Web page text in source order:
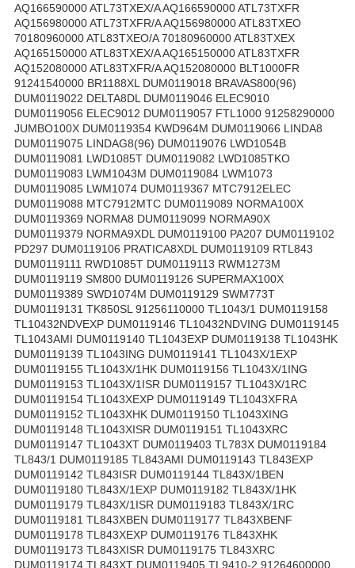
AQ166590000 ATL73TXEX/A AQ166590000 ATL73TXFR
AQ156980000 ATL73TXFR/A AQ156980000 ATL83TXEO
70180960000 ATL83TXEO/A 70180960000 ATL83TXEX
AQ165150000 ATL83TXEX/A AQ165150000 ATL83TXFR
AQ152080000 ATL83TXFR/A AQ152080000 BLT1000FR
91241540000 BR1188XL DUM0119018 BRAVAS800(96)
DUM0119022 DELTA8DL DUM0119046 ELEC9010
DUM0119056 ELEC9012 DUM0119057 FTL1000 91258290000
JUMBO100X DUM0119354 KWD964M DUM0119066 LINDA8
DUM0119075 LINDAG8(96) DUM0119076 LWD1054B
DUM0119081 LWD1085T DUM0119082 LWD1085TKO
DUM0119083 LWM1043M DUM0119084 LWM1073
DUM0119085 LWM1074 DUM0119367 MTC7912ELEC
DUM0119088 MTC7912MTC DUM0119089 NORMA100X
DUM0119369 NORMA8 DUM0119099 NORMA90X
DUM0119379 NORMA9XDL DUM0119100 PA207 DUM0119102
PD297 DUM0119106 PRATICA8XDL DUM0119109 RTL843
DUM0119111 RWD1085T DUM0119113 RWM1273M
DUM0119119 SM800 DUM0119126 SUPERMAX100X
DUM0119389 SWD1074M DUM0119129 SWM773T
DUM0119131 TK850SL 91256110000 TL1043/1 DUM0119158
TL10432NDVEXP DUM0119146 TL10432NDVING DUM0119145
TL1043AMI DUM0119140 TL1043EXP DUM0119138 TL1043HK
DUM0119139 TL1043ING DUM0119141 TL1043X/1EXP
DUM0119155 TL1043X/1HK DUM0119156 TL1043X/1ING
DUM0119153 TL1043X/1ISR DUM0119157 TL1043X/1RC
DUM0119154 TL1043XEXP DUM0119149 TL1043XFRA
DUM0119152 TL1043XHK DUM0119150 TL1043XING
DUM0119148 TL1043XISR DUM0119151 TL1043XRC
DUM0119147 TL1043XT DUM0119403 TL783X DUM0119184
TL843/1 DUM0119185 TL843AMI DUM0119143 TL843EXP
DUM0119142 TL843ISR DUM0119144 TL843X/1BEN
DUM0119180 TL843X/1EXP DUM0119182 TL843X/1HK
DUM0119179 TL843X/1ISR DUM0119183 TL843X/1RC
DUM0119181 TL843XBEN DUM0119177 TL843XBENF
DUM0119178 TL843XEXP DUM0119176 TL843XHK
DUM0119173 TL843XISR DUM0119175 TL843XRC
DUM0119174 TL843XT DUM0119405 TL9410-2 91264600000